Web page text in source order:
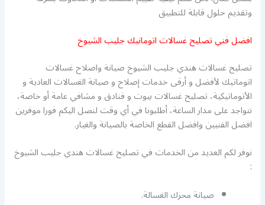
وتقديم حلول قابلة للتطبيق
افضل فني تصليح غسالات اتومانيك جليب الشيوخ
تصليح غسالات هندي جليب الشيوخ صيانة واصلاح غسالات
اتوماتيك لأفضل و أرقى خدمات إصلاح و صيانة الغسالات العادية و
الأتوماتيكية، تصليح غسالات بيوت و فنادق و مشافي عامة أو خاصة،
نتواجد على مدار الساعة، أطلبونا في أي وقت لنصل اليكم فورا موفرين
افضل الفنيين وافضل القطع الخاصة بالصيانة والغيار.
نوفر لكم العديد من الخدمات في تصليح غسالات هندي جليب الشيوخ
:
صيانة محرك الغسالة.